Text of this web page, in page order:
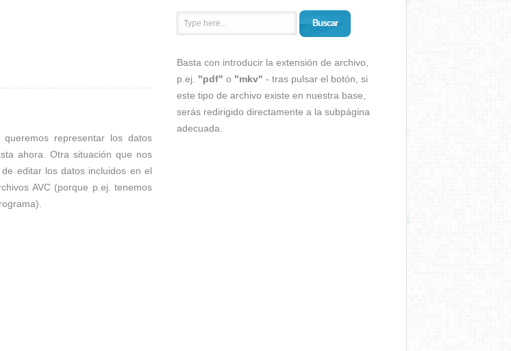
representar los datos
ahora. Otra situación que nos
editar los datos incluidos en el
AVC (porque p.ej. tenemos
Buscar
Basta con introducir la extensión de archivo,
p.ej. "pdf" o "mkv" - tras pulsar el botón, si
este tipo de archivo existe en nuestra base,
serás redirigido directamente a la subpágina
adecuada.